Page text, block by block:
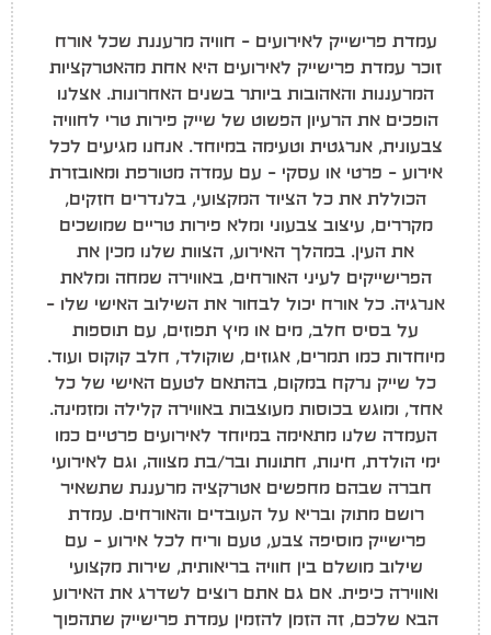
עמדת פרישייק לאירועים – חוויה מרעננת שכל אורח
זוכר עמדת פרישייק לאירועים היא אחת מהאטרקציות
המרעננות והאהובות ביותר בשנים האחרונות. אצלנו
הופכים את הרעיון הפשוט של שייק פירות טרי לחוויה
צבעונית, אנרגטית וטעימה במיוחד. אנחנו מגיעים לכל
אירוע – פרטי או עסקי – עם עמדה מטורפת ומאובזרת
הכוללת את כל הציוד המקצועי, בלנדרים חזקים,
מקררים, עיצוב צבעוני ומלא פירות טריים שמושכים
את העין. במהלך האירוע, הצוות שלנו מכין את
הפרישייקים לעיני האורחים, באווירה שמחה ומלאת
אנרגיה. כל אורח יכול לבחור את השילוב האישי שלו –
על בסיס חלב, מים או מיץ תפוזים, עם תוספות
מיוחדות כמו תמרים, אגוזים, שוקולד, חלב קוקוס ועוד.
כל שייק נרקח במקום, בהתאם לטעם האישי של כל
אחד, ומוגש בכוסות מעוצבות באווירה קלילה ומזמינה.
העמדה שלנו מתאימה במיוחד לאירועים פרטיים כמו
ימי הולדת, חינות, חתונות ובר/בת מצווה, וגם לאירועי
חברה שבהם מחפשים אטרקציה מרעננת שתשאיר
רושם מתוק ובריא על העובדים והאורחים. עמדת
פרישייק מוסיפה צבע, טעם וריח לכל אירוע – עם
שילוב מושלם בין חוויה בריאותית, שירות מקצועי
ואווירה כיפית. אם גם אתם רוצים לשדרג את האירוע
הבא שלכם, זה הזמן להזמין עמדת פרישייק שתהפוך